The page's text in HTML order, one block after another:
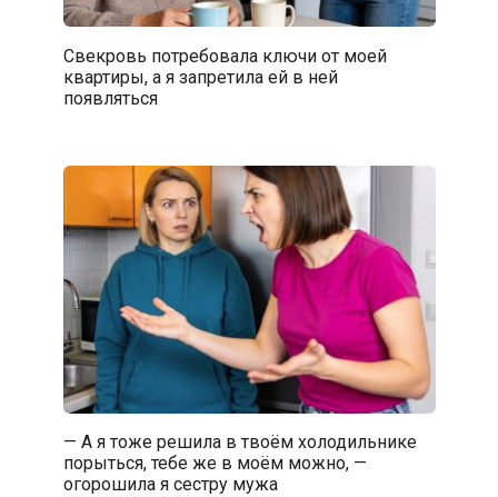
Свекровь потребовала ключи от моей
квартиры, а я запретила ей в ней
появляться
— А я тоже решила в твоём холодильнике
порыться, тебе же в моём можно, —
огорошила я сестру мужа